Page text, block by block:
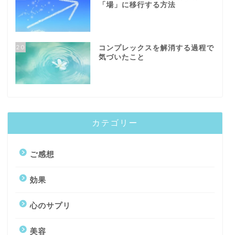
「場」に移行する方法
20
コンプレックスを解消する過程で
気づいたこと
カテゴリー
ご感想
効果
心のサプリ
美容